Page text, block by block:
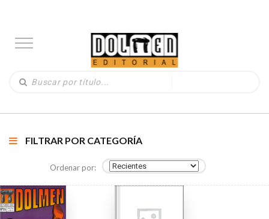
FILTRAR POR CATEGORÍA
Ordenar por: